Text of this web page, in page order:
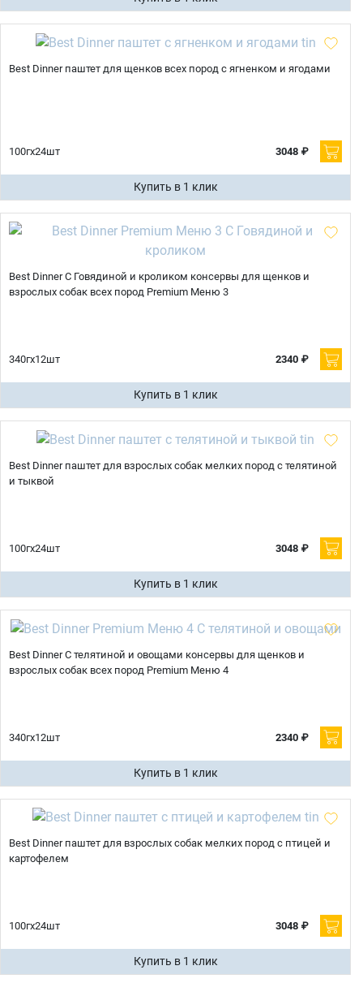
Best Dinner паштет для щенков всех пород с ягненком и ягодами
100гх24шт 3048 ₽
Купить в 1 клик
Best Dinner С Говядиной и кроликом консервы для щенков и
взрослых собак всех пород Premium Меню 3
340гх12шт 2340 ₽
Купить в 1 клик
Best Dinner паштет для взрослых собак мелких пород с телятиной
и тыквой
100гх24шт 3048 ₽
Купить в 1 клик
Best Dinner С телятиной и овощами консервы для щенков и
взрослых собак всех пород Premium Меню 4
340гх12шт 2340 ₽
Купить в 1 клик
Best Dinner паштет для взрослых собак мелких пород с птицей и
картофелем
100гх24шт 3048 ₽
Купить в 1 клик